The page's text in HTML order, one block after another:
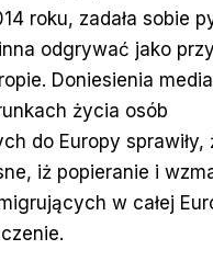
roku, zadała sobie
odgrywać jako
Doniesienia
życia osób
do Europy sprawiły,
iż popieranie i
w całej